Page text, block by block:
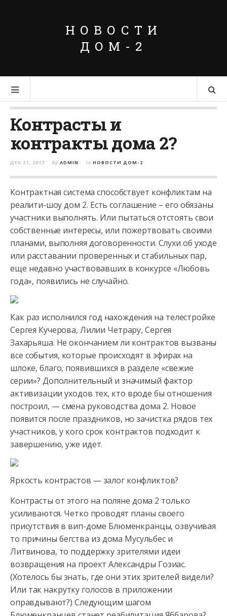
НОВОСТИ
ДОМ-2
Контрасты и
контракты дома 2?
ДЕК 21, 2017 by ADMIN in НОВОСТИ ДОМ-2
Контрактная система способствует конфликтам на
реалити-шоу дом 2. Есть соглашение – его обязаны
участники выполнять. Или пытаться отстоять свои
собственные интересы, или пожертвовать своими
планами, выполняя договоренности. Слухи об уходе
или расставании проверенных и стабильных пар,
еще недавно участвовавших в конкурсе «Любовь
года», появились не случайно.
Как раз исполнился год нахождения на телестройке
Сергея Кучерова, Лилии Четрару, Сергея
Захарьяша. Не окончанием ли контрактов вызваны
все события, которые происходят в эфирах на
шлоке, благо, появившихся в разделе «свежие
серии»? Дополнительный и значимый фактор
активизации уходов тех, кто вроде бы отношения
построил, — смена руководства дома 2. Новое
появится после праздников, но зачистка рядов тех
участников, у кого срок контрактов подходит к
завершению, уже идет.
Яркость контрастов — залог конфликтов?
Контрасты от этого на поляне дома 2 только
усиливаются. Четко проводят планы своего
присутствия в вип-доме Блюменкранцы, озвучивая
то причины бегства из дома Мусульбес и
Литвинова, то поддержку зрителями идеи
возвращения на проект Александры Гозиас.
(Хотелось бы знать, где они этих зрителей видели?
Или так накрутку голосов в приложении
оправдывают?) Следующим шагом